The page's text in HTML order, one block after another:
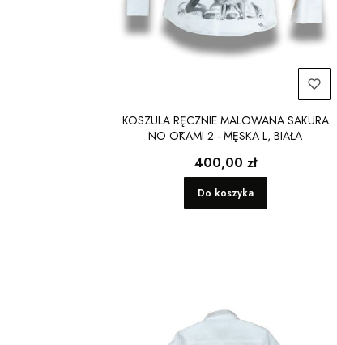
KOSZULA RĘCZNIE MALOWANA SAKURA
NO ŌKAMI 2 - MĘSKA L, BIAŁA
Cena
400,00 zł
Do koszyka